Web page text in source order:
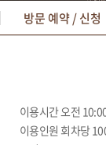
방문 예약 / 신청
이용시간 오전
이용인원 회차당